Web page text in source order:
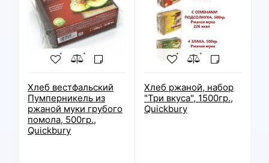
Хлеб вестфальский
Пумперникель из
ржаной муки грубого
помола, 500гр.,
Quickbury
Хлеб ржаной, набор
"Три вкуса", 1500гр.,
Quickbury